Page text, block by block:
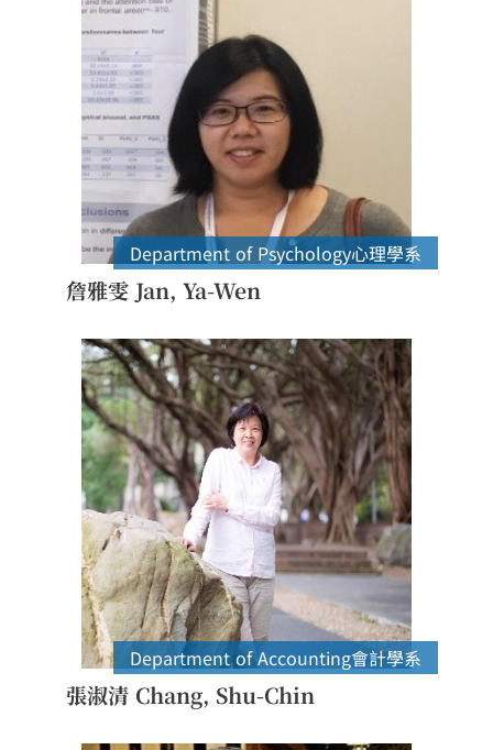
Department of Psychology心理學系
詹雅雯 Jan, Ya-Wen
Department of Accounting會計學系
張淑清 Chang, Shu-Chin